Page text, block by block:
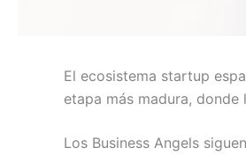
El ecosistema startup
etapa más madura,
Los Business Angels